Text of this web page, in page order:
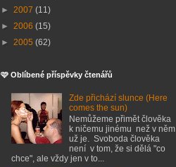
► 2007 (11)
► 2006 (15)
► 2005 (62)
🩷 Oblíbené příspěvky čtenářů
Zde přichází slunce (Here
comes the sun)
Nemůžeme přimět člověka
k ničemu jinému než v něm
už je. Svoboda člověka
není v tom, že si dělá "co
chce", ale vždy jen v to...